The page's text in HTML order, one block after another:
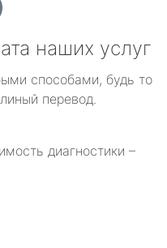
наших услуг
способами, будь то
перевод.
диагностики –